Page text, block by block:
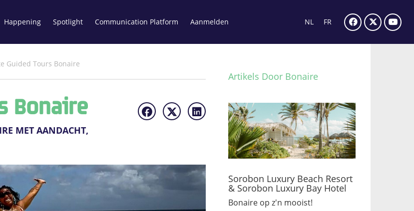
Happening Spotlight Communication Platform Aanmelden NL FR
Guided Tours Bonaire
Bonaire
MET AANDACHT,
Artikels Door Bonaire
Sorobon Luxury Beach Resort
& Sorobon Luxury Bay Hotel
Bonaire op z'n mooist!